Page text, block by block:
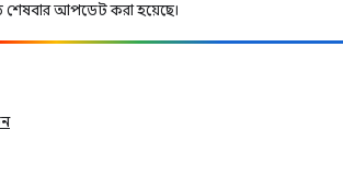
আপডেট করা হয়েছে।